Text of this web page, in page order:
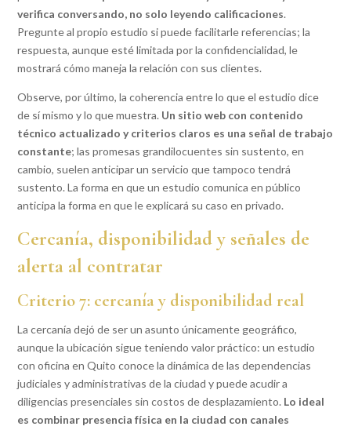
verifica conversando, no solo leyendo calificaciones.
Pregunte al propio estudio si puede facilitarle referencias; la
respuesta, aunque esté limitada por la confidencialidad, le
mostrará cómo maneja la relación con sus clientes.
Observe, por último, la coherencia entre lo que el estudio dice
de sí mismo y lo que muestra. Un sitio web con contenido
técnico actualizado y criterios claros es una señal de trabajo
constante; las promesas grandilocuentes sin sustento, en
cambio, suelen anticipar un servicio que tampoco tendrá
sustento. La forma en que un estudio comunica en público
anticipa la forma en que le explicará su caso en privado.
Cercanía, disponibilidad y señales de
alerta al contratar
Criterio 7: cercanía y disponibilidad real
La cercanía dejó de ser un asunto únicamente geográfico,
aunque la ubicación sigue teniendo valor práctico: un estudio
con oficina en Quito conoce la dinámica de las dependencias
judiciales y administrativas de la ciudad y puede acudir a
diligencias presenciales sin costos de desplazamiento. Lo ideal
es combinar presencia física en la ciudad con canales